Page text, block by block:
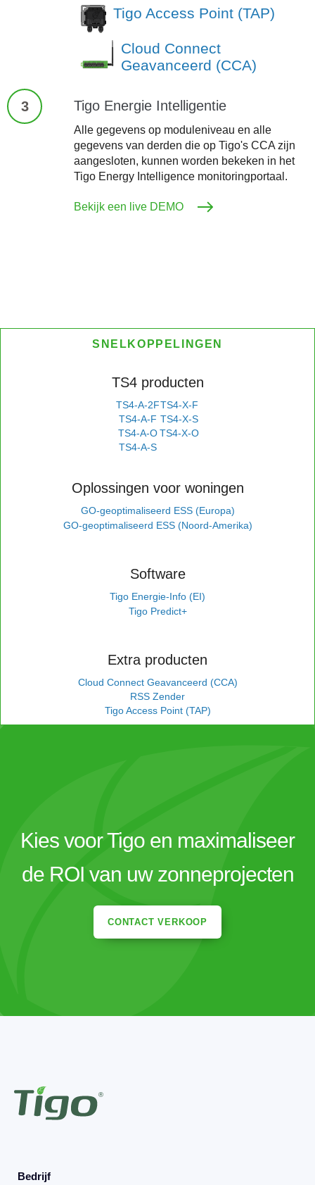
Tigo Access Point (TAP)
Cloud Connect
Geavanceerd (CCA)
3 Tigo Energie Intelligentie
Alle gegevens op moduleniveau en alle
gegevens van derden die op Tigo's CCA zijn
aangesloten, kunnen worden bekeken in het
Tigo Energy Intelligence monitoringportaal.
Bekijk een live DEMO
SNELKOPPELINGEN
TS4 producten
TS4-A-2F
TS4-A-F
TS4-A-O
TS4-A-S
TS4-X-F
TS4-X-S
TS4-X-O
Oplossingen voor woningen
GO-geoptimaliseerd ESS (Europa)
GO-geoptimaliseerd ESS (Noord-Amerika)
Software
Tigo Energie-Info (EI)
Tigo Predict+
Extra producten
Cloud Connect Geavanceerd (CCA)
RSS Zender
Tigo Access Point (TAP)
Kies voor Tigo en maximaliseer
de ROI van uw zonneprojecten
CONTACT VERKOOP
Bedrijf